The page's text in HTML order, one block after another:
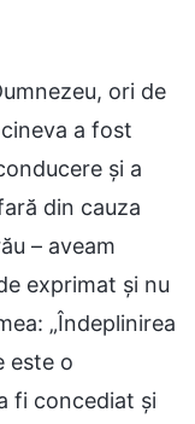
ori de
a fost
și a
din cauza
– aveam
exprimat și nu
„Îndeplinirea
este o
fi concediat și